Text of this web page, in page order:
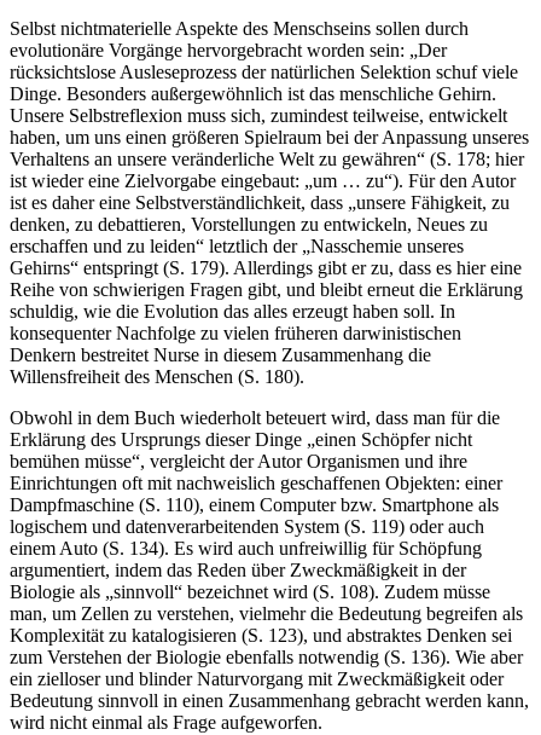
Selbst nichtmaterielle Aspekte des Menschseins sollen durch
evolutionäre Vorgänge hervorgebracht worden sein: „Der
rücksichtslose Ausleseprozess der natürlichen Selektion schuf viele
Dinge. Besonders außergewöhnlich ist das menschliche Gehirn.
Unsere Selbstreflexion muss sich, zumindest teilweise, entwickelt
haben, um uns einen größeren Spielraum bei der Anpassung unseres
Verhaltens an unsere veränderliche Welt zu gewähren“ (S. 178; hier
ist wieder eine Zielvorgabe eingebaut: „um … zu“). Für den Autor
ist es daher eine Selbstverständlichkeit, dass „unsere Fähigkeit, zu
denken, zu debattieren, Vorstellungen zu entwickeln, Neues zu
erschaffen und zu leiden“ letztlich der „Nasschemie unseres
Gehirns“ entspringt (S. 179). Allerdings gibt er zu, dass es hier eine
Reihe von schwierigen Fragen gibt, und bleibt erneut die Erklärung
schuldig, wie die Evolution das alles erzeugt haben soll. In
konsequenter Nachfolge zu vielen früheren darwinistischen
Denkern bestreitet Nurse in diesem Zusammenhang die
Willensfreiheit des Menschen (S. 180).
Obwohl in dem Buch wiederholt beteuert wird, dass man für die
Erklärung des Ursprungs dieser Dinge „einen Schöpfer nicht
bemühen müsse“, vergleicht der Autor Organismen und ihre
Einrichtungen oft mit nachweislich geschaffenen Objekten: einer
Dampfmaschine (S. 110), einem Computer bzw. Smartphone als
logischem und datenverarbeitenden System (S. 119) oder auch
einem Auto (S. 134). Es wird auch unfreiwillig für Schöpfung
argumentiert, indem das Reden über Zweckmäßigkeit in der
Biologie als „sinnvoll“ bezeichnet wird (S. 108). Zudem müsse
man, um Zellen zu verstehen, vielmehr die Bedeutung begreifen als
Komplexität zu katalogisieren (S. 123), und abstraktes Denken sei
zum Verstehen der Biologie ebenfalls notwendig (S. 136). Wie aber
ein zielloser und blinder Naturvorgang mit Zweckmäßigkeit oder
Bedeutung sinnvoll in einen Zusammenhang gebracht werden kann,
wird nicht einmal als Frage aufgeworfen.